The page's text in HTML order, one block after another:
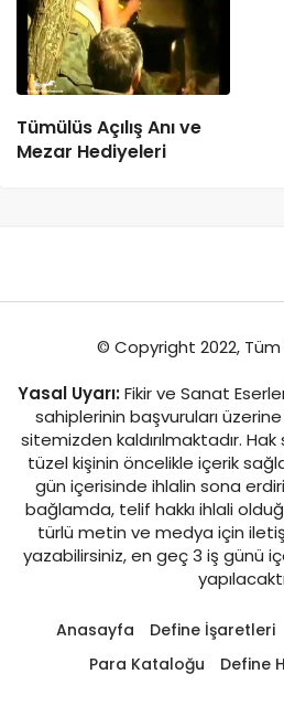
Tümülüs Açılış Anı ve
Mezar Hediyeleri
© Copyright 2022, Tüm
Yasal Uyarı:Fikir ve Sanat
sahiplerinin başvuruları
sitemizden kaldırılmaktadır.
tüzel kişinin öncelikle içerik
gün içerisinde ihlalin sona
bağlamda, telif hakkı ihlali
türlü metin ve medya için
yazabilirsiniz, en geç 3 iş günü
Anasayfa Define İşaretleri
Para Kataloğu
Define